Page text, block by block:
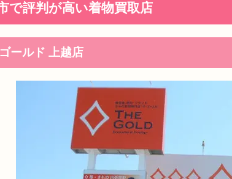
で評判が高い着物買取店
ールド 上越店